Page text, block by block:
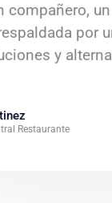
compañero,
por
y
Restaurante